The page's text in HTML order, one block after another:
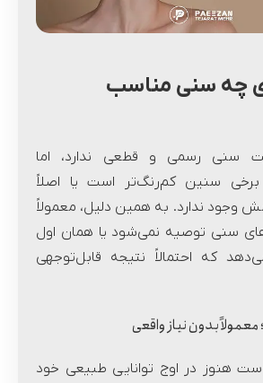
چه سنی مناسب
سنی رسمی و قطعی ندارد، اما
سنین کم‌رنگ‌تر است یا اصلاً
وجود ندارد. به همین دلیل، معمولاً
سنی توصیه نمی‌شود یا همان اول
که احتمالاً نتیجه‌ قابل‌توجهی
هنوز در اوج توانایی طبیعی خود